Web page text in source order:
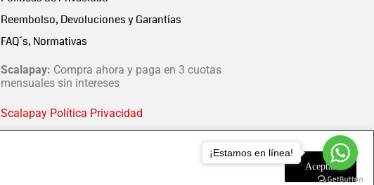
Aceptar
Reembolso, Devoluciones y Garantías
FAQ´s, Normativas
Scalapay: Compra ahora y paga en 3 cuotas
mensuales sin intereses
Scalapay Política Privacidad
¡Estamos en línea!